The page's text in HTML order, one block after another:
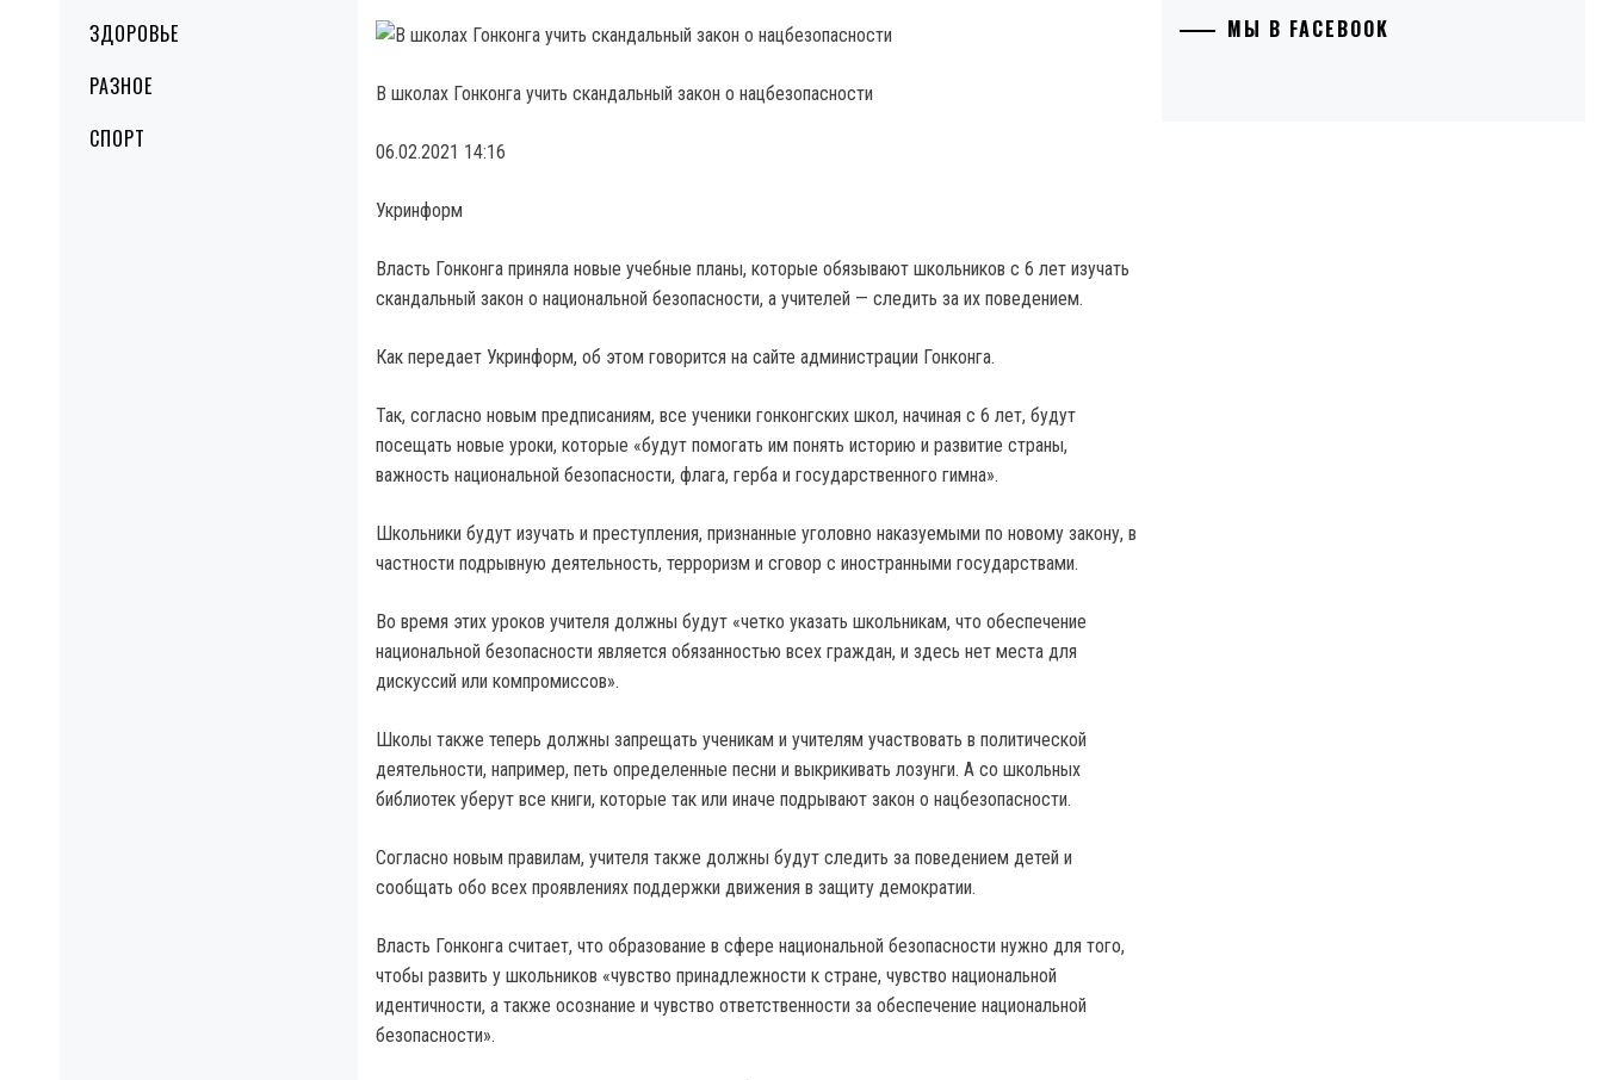
ЗДОРОВЬЕ
РАЗНОЕ
СПОРТ
В школах Гонконга учить скандальный закон о нацбезопасности
06.02.2021 14:16
Укринформ
Власть Гонконга приняла новые учебные планы, которые обязывают школьников с 6 лет изучать
скандальный закон о национальной безопасности, а учителей — следить за их поведением.
Как передает Укринформ, об этом говорится на сайте администрации Гонконга.
Так, согласно новым предписаниям, все ученики гонконгских школ, начиная с 6 лет, будут
посещать новые уроки, которые «будут помогать им понять историю и развитие страны,
важность национальной безопасности, флага, герба и государственного гимна».
Школьники будут изучать и преступления, признанные уголовно наказуемыми по новому закону, в
частности подрывную деятельность, терроризм и сговор с иностранными государствами.
Во время этих уроков учителя должны будут «четко указать школьникам, что обеспечение
национальной безопасности является обязанностью всех граждан, и здесь нет места для
дискуссий или компромиссов».
Школы также теперь должны запрещать ученикам и учителям участвовать в политической
деятельности, например, петь определенные песни и выкрикивать лозунги. А со школьных
библиотек уберут все книги, которые так или иначе подрывают закон о нацбезопасности.
Согласно новым правилам, учителя также должны будут следить за поведением детей и
сообщать обо всех проявлениях поддержки движения в защиту демократии.
Власть Гонконга считает, что образование в сфере национальной безопасности нужно для того,
чтобы развить у школьников «чувство принадлежности к стране, чувство национальной
идентичности, а также осознание и чувство ответственности за обеспечение национальной
безопасности».
МЫ В FACEBOOK